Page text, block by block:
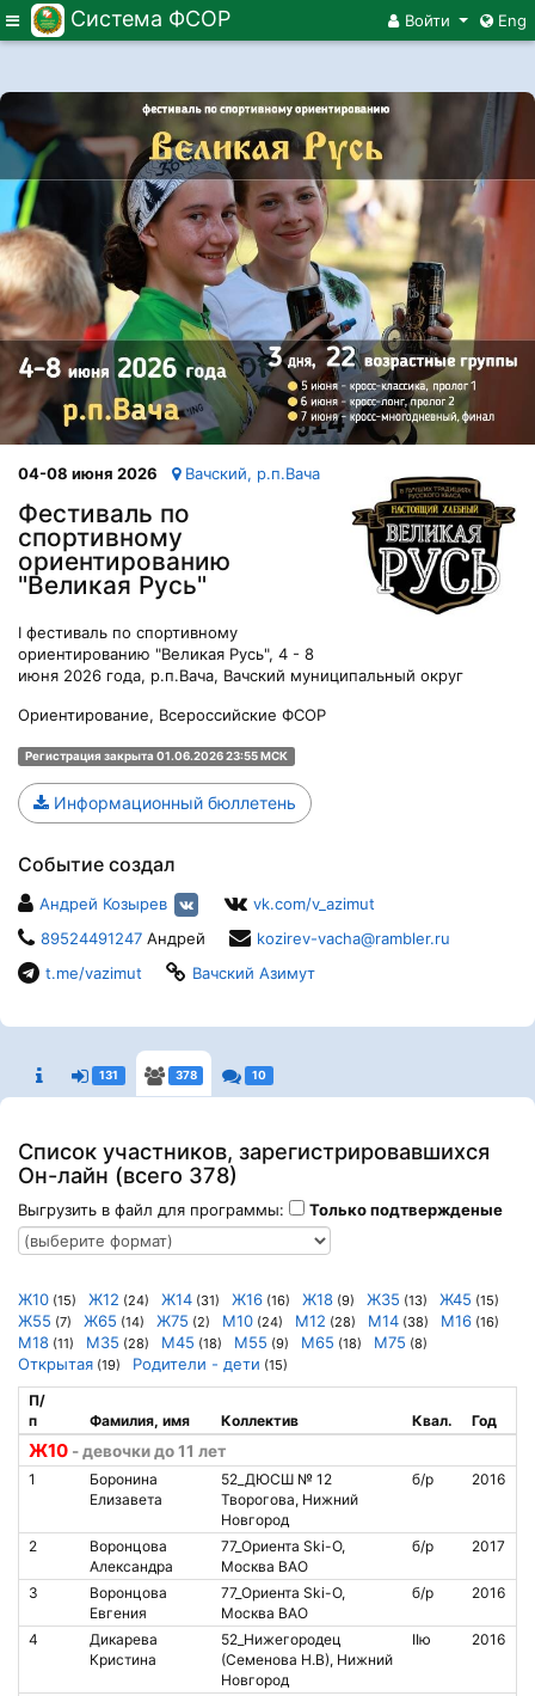
Меню Система ФСОР Войти Eng
04-08 июня 2026 Вачский, р.п.Вача
Фестиваль по
спортивному
ориентированию
"Великая Русь"
I фестиваль по спортивному
ориентированию "Великая Русь", 4 - 8
июня 2026 года, р.п.Вача, Вачский муниципальный округ
Ориентирование, Всероссийские ФСОР
Регистрация закрыта 01.06.2026 23:55 МСК
Информационный бюллетень
Событие создал
Андрей Козырев
vk.com/v_azimut
89524491247 Андрей
kozirev-vacha@rambler.ru
t.me/vazimut
Вачский Азимут
131 378 10
Список участников, зарегистрировавшихся
Он-лайн (всего 378)
Выгрузить в файл для программы: Только подтвержденые
Ж10 (15) Ж12 (24) Ж14 (31) Ж16 (16) Ж18 (9) Ж35 (13) Ж45 (15)
Ж55 (7) Ж65 (14) Ж75 (2) М10 (24) М12 (28) М14 (38) М16 (16)
М18 (11) М35 (28) М45 (18) М55 (9) М65 (18) М75 (8)
Открытая (19) Родители - дети (15)
Ж10 - девочки до 11 лет
П/
п
Фамилия, имя Коллектив Квал. Год
1
Боронина
Елизавета
52_ДЮСШ № 12
Творогова, Нижний
Новгород
б/р 2016
2
Воронцова
Александра
77_Ориента Ski-O,
Москва ВАО
б/р 2017
3
Воронцова
Евгения
77_Ориента Ski-O,
Москва ВАО
б/р 2016
4
Дикарева
Кристина
52_Нижегородец
(Семенова Н.В), Нижний
Новгород
IIю 2016